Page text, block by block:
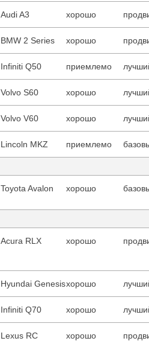
Audi A3 хорошо
BMW 2 Series хорошо
Infiniti Q50 приемлемо
Volvo S60 хорошо
Volvo V60 хорошо
Lincoln MKZ приемлемо
Toyota Avalon хорошо
Acura RLX хорошо
Hyundai Genesisхорошо
Infiniti Q70 хорошо
Lexus RC хорошо